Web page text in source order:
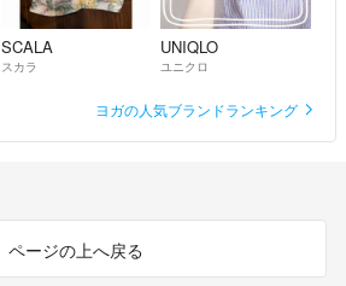
SCALA
スカラ
UNIQLO
ユニクロ
ヨガの人気ブランドランキング
ページの上へ戻る